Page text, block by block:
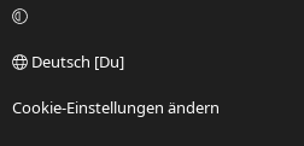
Deutsch [Du]
Cookie-Einstellungen ändern